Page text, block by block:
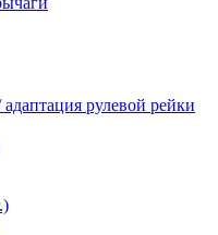
рулевой рейки